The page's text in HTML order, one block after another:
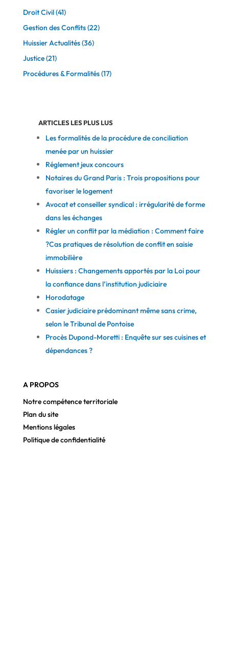
Droit Civil(41)
Gestion des Conflits(22)
Huissier Actualités(36)
Justice(21)
Procédures & Formalités(17)
ARTICLES LES PLUS LUS
Les formalités de la procédure de conciliation
menée par un huissier
Réglement jeux concours
Notaires du Grand Paris : Trois propositions pour
favoriser le logement
Avocat et conseiller syndical : irrégularité de forme
dans les échanges
Régler un conflit par la médiation : Comment faire
?Cas pratiques de résolution de conflit en saisie
immobilière
Huissiers : Changements apportés par la Loi pour
la confiance dans l’institution judiciaire
Horodatage
Casier judiciaire prédominant même sans crime,
selon le Tribunal de Pontoise
Procès Dupond-Moretti : Enquête sur ses cuisines et
dépendances ?
A PROPOS
Notre compétence territoriale
Plan du site
Mentions légales
Politique de confidentialité